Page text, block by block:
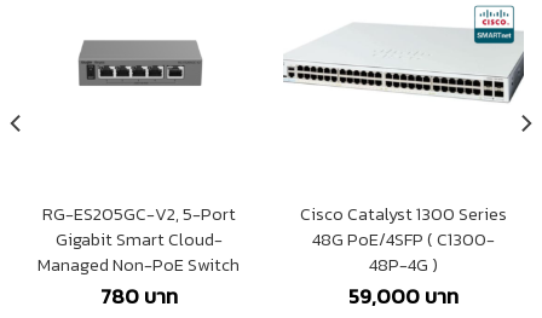
RG-ES205GC-V2, 5-Port
Gigabit Smart Cloud-
Managed Non-PoE Switch
780บาท
Cisco Catalyst 1300 Series
48G PoE/4SFP ( C1300-
48P-4G )
59,000บาท